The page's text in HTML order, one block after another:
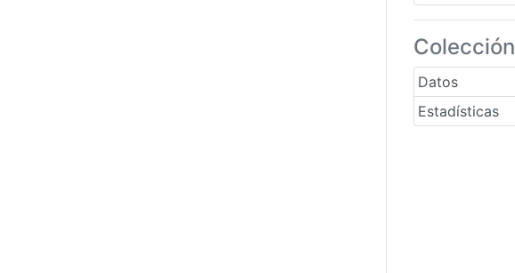
Colección
Datos
Estadísticas